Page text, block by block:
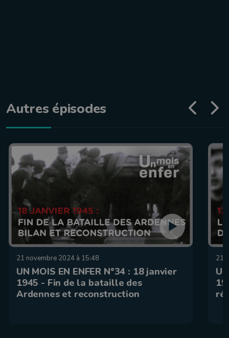
Autres épisodes
21 novembre 2024 à 15:48
UN MOIS EN ENFER N°34 : 18 janvier
1945 - Fin de la bataille des
Ardennes et reconstruction
21